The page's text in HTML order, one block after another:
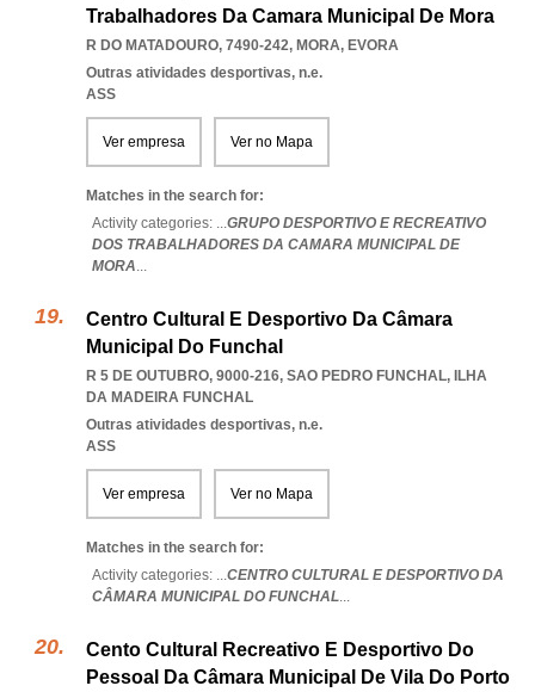
Trabalhadores Da Camara Municipal De Mora
R DO MATADOURO, 7490-242, MORA, EVORA
Outras atividades desportivas, n.e.
ASS
Ver empresa Ver no Mapa
Matches in the search for:
Activity categories: ...GRUPO DESPORTIVO E RECREATIVO
DOS TRABALHADORES DA CAMARA MUNICIPAL DE
MORA...
Centro Cultural E Desportivo Da Câmara
Municipal Do Funchal
R 5 DE OUTUBRO, 9000-216, SAO PEDRO FUNCHAL, ILHA
DA MADEIRA FUNCHAL
Outras atividades desportivas, n.e.
ASS
Ver empresa Ver no Mapa
Matches in the search for:
Activity categories: ...CENTRO CULTURAL E DESPORTIVO DA
CÂMARA MUNICIPAL DO FUNCHAL...
Cento Cultural Recreativo E Desportivo Do
Pessoal Da Câmara Municipal De Vila Do Porto